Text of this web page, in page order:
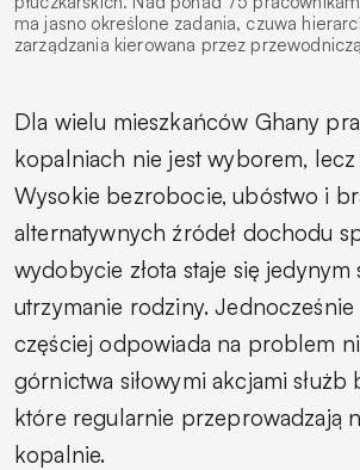
ma jasno określone zadania, czuwa
zarządzania kierowana przez
Dla wielu mieszkańców Ghany
kopalniach nie jest wyborem,
Wysokie bezrobocie, ubóstwo i
alternatywnych źródeł dochodu
wydobycie złota staje się
utrzymanie rodziny.
częściej odpowiada na problem
górnictwa siłowymi akcjami służb
które regularnie przeprowadzają
kopalnie.